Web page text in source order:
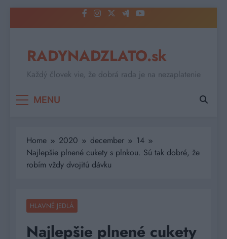
to
RADYNADZLATO.sk
Každý človek vie, že dobrá rada je na nezaplatenie
MENU
Home 2020 december
14
Najlepšie plnené cukety s plnkou. Sú tak dobré, že
robím vždy dvojitú dávku
HLAVNÉ JEDLÁ
Najlepšie plnené cukety